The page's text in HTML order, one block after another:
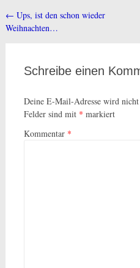
Beitragsnavigation
← Ups, ist den schon wieder
Weihnachten…
Schreibe einen
Deine E-Mail-Adresse wird
Felder sind mit * markiert
Kommentar *